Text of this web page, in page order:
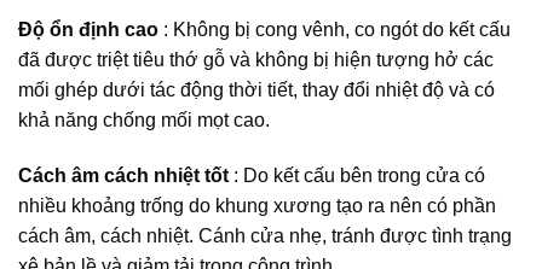
Độ ổn định cao : Không bị cong vênh, co ngót do kết cấu
đã được triệt tiêu thớ gỗ và không bị hiện tượng hở các
mối ghép dưới tác động thời tiết, thay đổi nhiệt độ và có
khả năng chống mối mọt cao.
Cách âm cách nhiệt tốt : Do kết cấu bên trong cửa có
nhiều khoảng trống do khung xương tạo ra nên có phần
cách âm, cách nhiệt. Cánh cửa nhẹ, tránh được tình trạng